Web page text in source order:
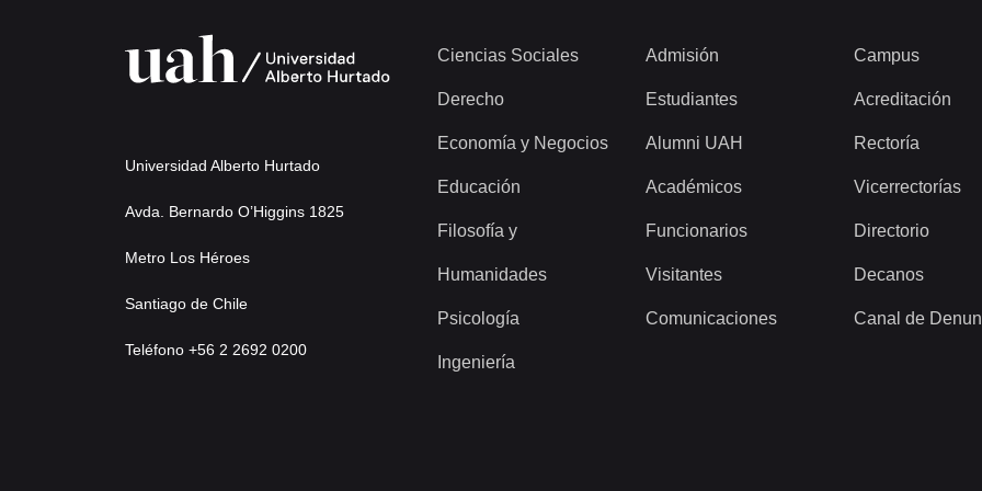
Universidad Alberto Hurtado
Avda. Bernardo O’Higgins 1825
Metro Los Héroes
Santiago de Chile
Teléfono +56 2 2692 0200
Ciencias Sociales
Derecho
Economía y Negocios
Educación
Filosofía y
Humanidades
Psicología
Ingeniería
Admisión
Estudiantes
Alumni UAH
Académicos
Funcionarios
Visitantes
Comunicaciones
Campus
Acreditación
Rectoría
Vicerrectorías
Directorio
Decanos
Canal de